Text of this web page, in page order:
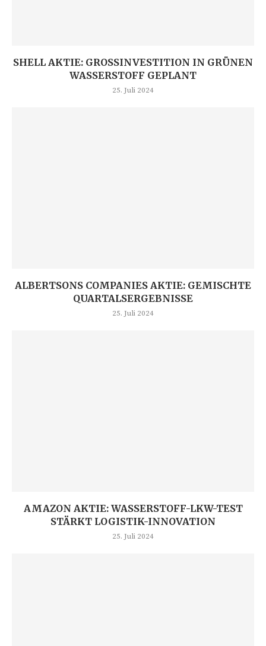
SHELL AKTIE: GROSSINVESTITION IN GRÜNEN W
ASSERSTOFF GEPLANT
25. Juli 2024
ALBERTSONS COMPANIES AKTIE: GEMISCHTE
QUARTALSERGEBNISSE
25. Juli 2024
AMAZON AKTIE: WASSERSTOFF-LKW-TEST
STÄRKT LOGISTIK-INNOVATION
25. Juli 2024